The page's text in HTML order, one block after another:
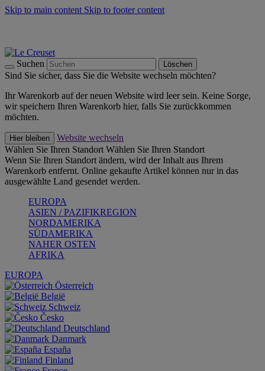
Skip to main content Skip to footer content
Suchen Löschen
Sind Sie sicher, dass Sie die Website wechseln möchten?
Ihr Warenkorb auf der neuen Website wird leer sein. Keine Sorge,
wir speichern Ihren Warenkorb hier, falls Sie zurückkommen
möchten.
Hier bleiben
Website wechseln
Wählen Sie Ihren Standort Wählen Sie Ihren Standort
Wenn Sie Ihren Standort ändern, wird der Inhalt aus Ihrem
Warenkorb entfernt. Online gekaufte Artikel können nur in das
ausgewählte Land gesendet werden.
EUROPA
ASIEN / PAZIFIKREGION
NORDAMERIKA
SÜDAMERIKA
NAHER OSTEN
AFRIKA
EUROPA
Österreich
België
Schweiz
Česko
Deutschland
Danmark
España
Finland